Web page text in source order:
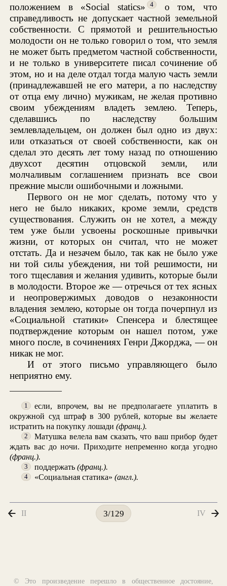
положением в «Social statics»
4
о том, что
справедливость не допускает частной земельной
собственности. С прямотой и решительностью
молодости он не только говорил о том, что земля
не может быть предметом частной собственности,
и не только в университете писал сочинение об
этом, но и на деле отдал тогда малую часть земли
(принадлежавшей не его матери, а по наследству
от отца ему лично) мужикам, не желая противно
своим убеждениям владеть землею. Теперь,
сделавшись по наследству большим
землевладельцем, он должен был одно из двух:
или отказаться от своей собственности, как он
сделал это десять лет тому назад по отношению
двухсот десятин отцовской земли, или
молчаливым соглашением признать все свои
прежние мысли ошибочными и ложными.
Первого он не мог сделать, потому что у
него не было никаких, кроме земли, средств
существования. Служить он не хотел, а между
тем уже были усвоены роскошные привычки
жизни, от которых он считал, что не может
отстать. Да и незачем было, так как не было уже
ни той силы убеждения, ни той решимости, ни
того тщеславия и желания удивить, которые были
в молодости. Второе же — отречься от тех ясных
и неопровержимых доводов о незаконности
владения землею, которые он тогда почерпнул из
«Социальной статики» Спенсера и блестящее
подтверждение которым он нашел потом, уже
много после, в сочинениях Генри Джорджа, — он
никак не мог.
И от этого письмо управляющего было
неприятно ему.
1
если, впрочем, вы не предполагаете уплатить в
окружной суд штраф в 300 рублей, которые вы желаете
истратить на покупку лошади(франц.).
2
Матушка велела вам сказать, что ваш прибор будет
ждать вас до ночи. Приходите непременно когда угодно
(франц.).
3 поддержать(франц.).
4 «Социальная статика»(англ.).
II 3/129 IV
© Это произведение перешло в общественное достояние,